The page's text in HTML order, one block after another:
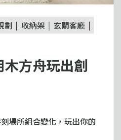
劃 收納架
玄關客廳
方舟玩出創
場所組合變化，玩出你的